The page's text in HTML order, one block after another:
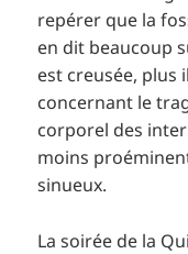
repérer que la
en dit beaucoup
est creusée, plus
concernant le
corporel des
moins
sinueux.
La soirée de la